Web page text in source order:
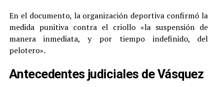
En el documento, la organización deportiva confirmó la
medida punitiva contra el criollo «la suspensión de
manera inmediata, y por tiempo indefinido, del
pelotero».
Antecedentes judiciales de Vásquez